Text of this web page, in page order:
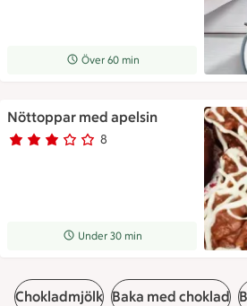
Receptet tar Över 60 min att tillaga
Över 60 min
Nöttoppar med apelsin
Betyg 3 av 5.
8
8 personer har röstat
Receptet tar Under 30 min att tillaga
Under 30 min
Chokladmjölk Baka med choklad